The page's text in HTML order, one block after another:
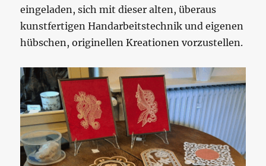
eingeladen, sich mit dieser alten, überaus
kunstfertigen Handarbeitstechnik und eigenen
hübschen, originellen Kreationen vorzustellen.